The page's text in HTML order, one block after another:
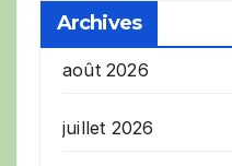
Archives
août 2026
juillet 2026